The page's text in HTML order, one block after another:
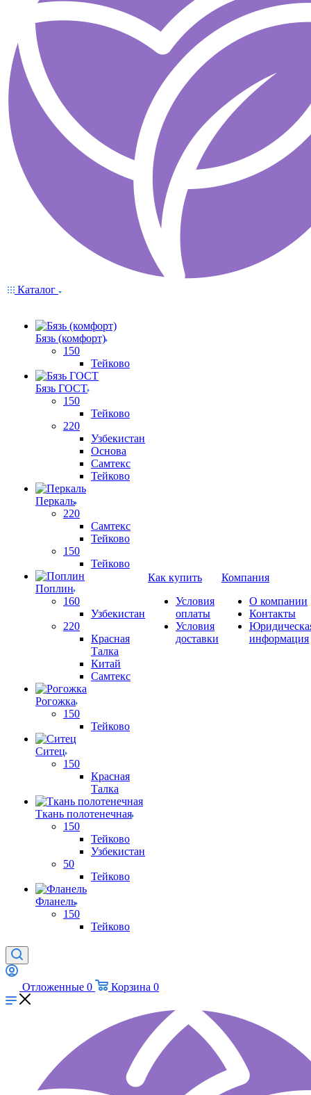
Каталог
Бязь (комфорт)
150
Тейково
Бязь ГОСТ
150
Тейково
220
Узбекистан
Основа
Самтекс
Тейково
Перкаль
220
Самтекс
Тейково
150
Тейково
Поплин
160
Узбекистан
220
Красная
Талка
Китай
Самтекс
Рогожка
150
Тейково
Ситец
150
Красная
Талка
Ткань полотенечная
150
Тейково
Узбекистан
50
Тейково
Фланель
150
Тейково
Как купить
Условия
оплаты
Условия
доставки
Компания
О компании
Контакты
информация
Отложенные 0 Корзина 0